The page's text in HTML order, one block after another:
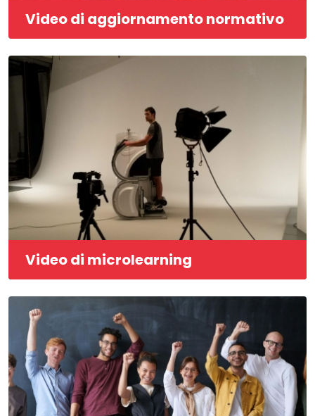
Video di aggiornamento normativo
Video di microlearning